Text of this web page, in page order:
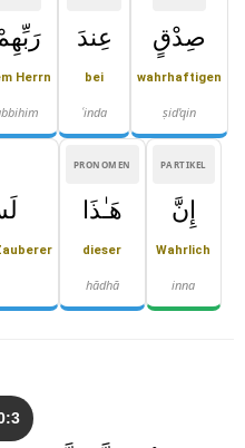
صِدْقٍ
wahrhaftigen
ṣid'qin
عِندَ
bei
ʿinda
Herrn
PARTIKEL
إِنَّ
Wahrlich
inna
PRONOMEN
هَـٰذَا
dieser
hādhā